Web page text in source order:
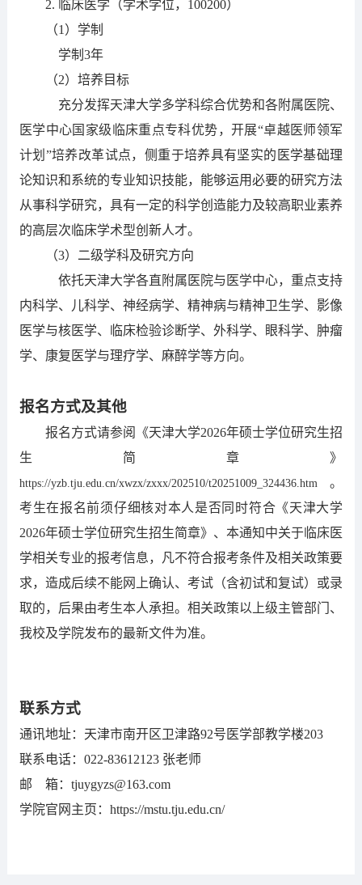
2. 临床医学（学术学位， 100200）
（1） 学制
学制 3年
（2） 培养目标
充分发挥天津大学多学科综合优势和各附属医院、
医学中心国家级临床重点专科优势，开展“卓越医师领军
计划 ”培养改革试点， 侧重于培养具有坚实的医学基础理
论知识和系统的专业知识技能，能够运用必要的研究方法
从事科学研究，具有一定的科学创造能力及较高职业素养
的高层次临床学术型创新人才。
（3） 二级学科及研究方向
依托天津大学各直附属医院与医学中心， 重点支持
内科学、儿科学、神经病学、精神病与精神卫生学、影像
医学与核医学、临床检验诊断学、外科学、眼科学、肿瘤
学、康复医学与理疗学、麻醉学等方向。
报名方式及其他
报名方式请参阅《天津大学2026年硕士学位研究生招
生简章》
https://yzb.tju.edu.cn/xwzx/zxxx/202510/t20251009_324436.htm。
考生在报名前须仔细核对本人是否同时符合《天津大学
2026年硕士学位研究生招生简章》、本通知中关于临床医
学相关专业的报考信息，凡不符合报考条件及相关政策要
求，造成后续不能网上确认、考试（含初试和复试）或录
取的，后果由考生本人承担。相关政策以上级主管部门、
我校及学院发布的最新文件为准。
联系方式
通讯地址：天津市南开区卫津路92号医学部教学楼203
联系电话： 022-83612123 张老师
邮
箱： tjuygyzs@163.com
学院官网主页： https://mstu.tju.edu.cn/